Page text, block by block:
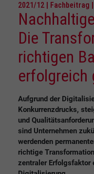
2021/12 | Fachbeitrag
Die
richtigen
erfolgreich
Aufgrund der
Konkurrenzdrucks,
und
sind Unternehmen
werdenden
richtige
zentraler Erfolgsfaktor